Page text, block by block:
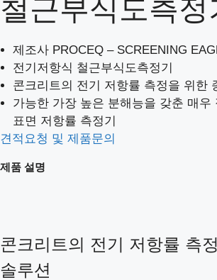
철근부식도측정
제조사 PROCEQ – SCREENING
전기저항식 철근부식도측정기
콘크리트의 전기 저항률 측정을 위한
가능한 가장 높은 분해능을 갖춘 매우
표면 저항률 측정기
견적요청 및 제품문의
제품 설명
콘크리트의 전기 저항률 측
솔루션